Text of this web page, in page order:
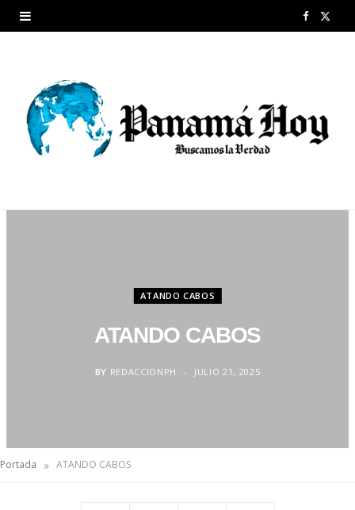
F
b
ATANDO CABOS
ATANDO CABOS
BY REDACCIONPH JULIO 21, 2025
Portada » ATANDO CABOS